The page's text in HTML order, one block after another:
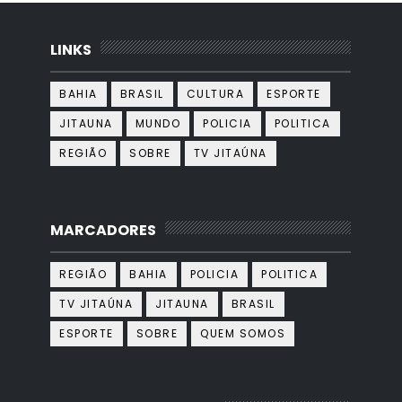
LINKS
BAHIA BRASIL CULTURA
ESPORTE
JITAUNA
MUNDO POLICIA
POLITICA
REGIÃO
SOBRE TV JITAÚNA
MARCADORES
REGIÃO BAHIA POLICIA
POLITICA
TV JITAÚNA
JITAUNA
BRASIL
ESPORTE
SOBRE QUEM SOMOS